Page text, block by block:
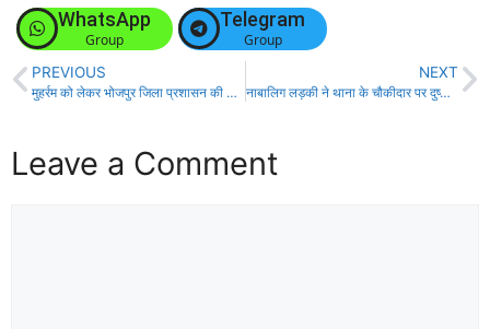
WhatsApp
Group
Telegram
Group
PREVIOUS
मुहर्रम को लेकर भोजपुर जिला प्रशासन की अहम बैठक!
NEXT
नाबालिग लड़की ने थाना के चौकीदार पर दुष्कर्म के प्रयास का लगाया आरोप, जाँच में जुटी पुलिस!
Leave a Comment